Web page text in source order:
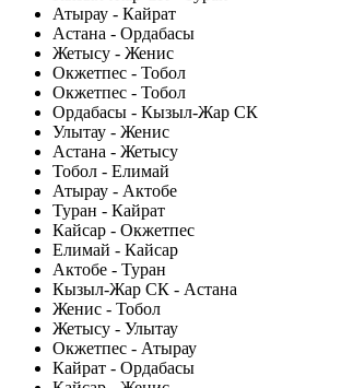
Атырау - Кайрат
Астана - Ордабасы
Жетысу - Женис
Окжетпес - Тобол
Окжетпес - Тобол
Ордабасы - Кызыл-Жар СК
Улытау - Женис
Астана - Жетысу
Тобол - Елимай
Атырау - Актобе
Туран - Кайрат
Кайсар - Окжетпес
Елимай - Кайсар
Актобе - Туран
Кызыл-Жар СК - Астана
Женис - Тобол
Жетысу - Улытау
Окжетпес - Атырау
Кайрат - Ордабасы